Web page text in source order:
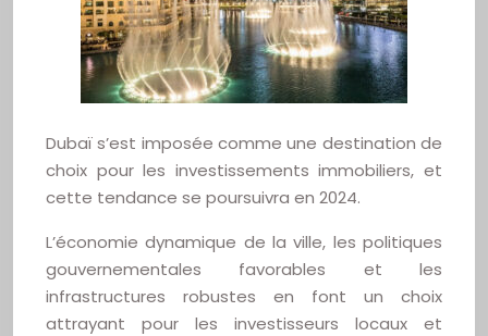
Dubaï s’est imposée comme une destination de
choix pour les investissements immobiliers, et
cette tendance se poursuivra en 2024.
L’économie dynamique de la ville, les politiques
gouvernementales favorables et les
infrastructures robustes en font un choix
attrayant pour les investisseurs locaux et